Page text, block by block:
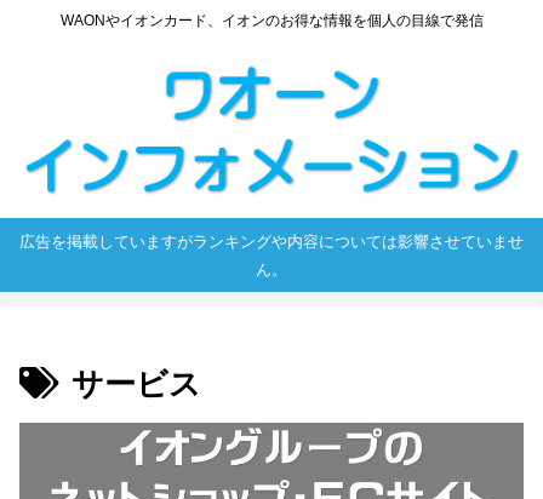
WAONやイオンカード、イオンのお得な情報を個人の目線で発信
広告を掲載していますがランキングや内容については影響させていませ
ん。
サービス